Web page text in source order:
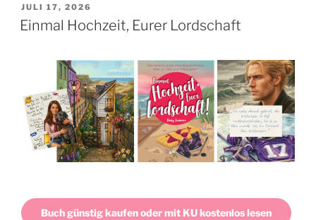
VERÖFFENTLICHT
AM
JULI 17, 2026
Einmal Hochzeit, Eurer Lordschaft
Buch günstig kaufen oder mit KU kostenlos lesen